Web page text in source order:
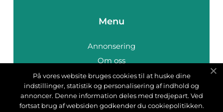
Menu
Annonsering
Om oss
Cookies
Kontakta oss
Sitemap
På vores website bruges cookies til at huske dine
indstillinger, statistik og personalisering af indhold og
annoncer. Denne information deles med tredjepart. Ved
fortsat brug af websiden godkender du cookiepolitikken.